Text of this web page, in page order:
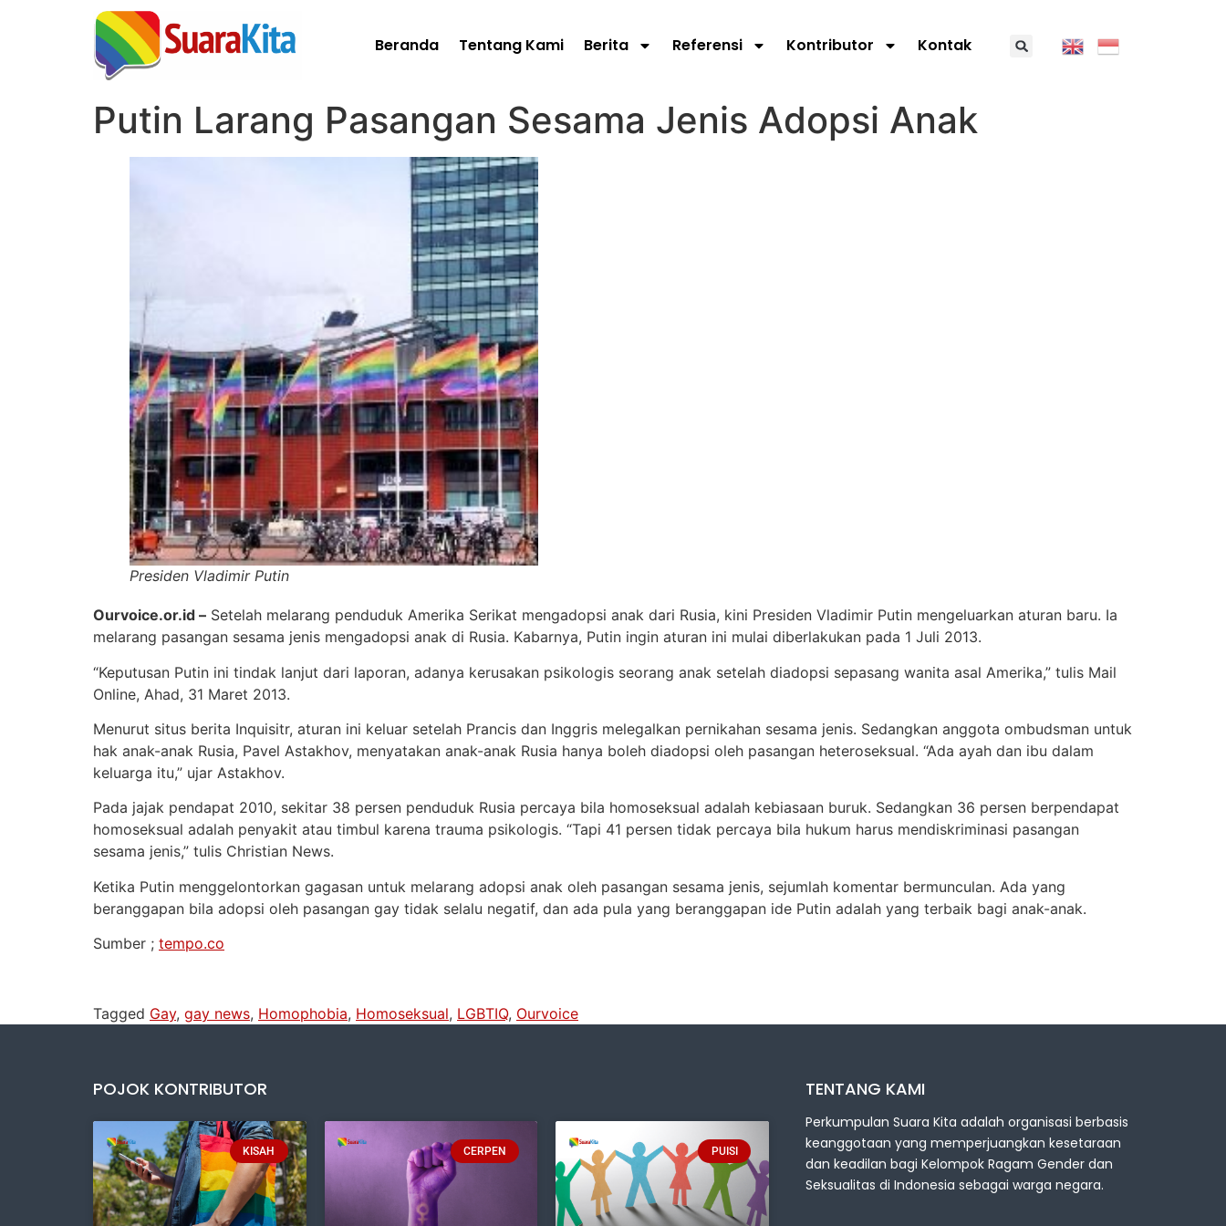
Beranda Tentang Kami Berita Referensi Kontributor Kontak
Putin Larang Pasangan Sesama Jenis Adopsi Anak
Presiden Vladimir Putin
Ourvoice.or.id – Setelah melarang penduduk Amerika Serikat mengadopsi anak dari Rusia, kini Presiden Vladimir Putin mengeluarkan aturan baru. Ia
melarang pasangan sesama jenis mengadopsi anak di Rusia. Kabarnya, Putin ingin aturan ini mulai diberlakukan pada 1 Juli 2013.
“Keputusan Putin ini tindak lanjut dari laporan, adanya kerusakan psikologis seorang anak setelah diadopsi sepasang wanita asal Amerika,” tulis Mail
Online, Ahad, 31 Maret 2013.
Menurut situs berita Inquisitr, aturan ini keluar setelah Prancis dan Inggris melegalkan pernikahan sesama jenis. Sedangkan anggota ombudsman untuk
hak anak-anak Rusia, Pavel Astakhov, menyatakan anak-anak Rusia hanya boleh diadopsi oleh pasangan heteroseksual. “Ada ayah dan ibu dalam
keluarga itu,” ujar Astakhov.
Pada jajak pendapat 2010, sekitar 38 persen penduduk Rusia percaya bila homoseksual adalah kebiasaan buruk. Sedangkan 36 persen berpendapat
homoseksual adalah penyakit atau timbul karena trauma psikologis. “Tapi 41 persen tidak percaya bila hukum harus mendiskriminasi pasangan
sesama jenis,” tulis Christian News.
Ketika Putin menggelontorkan gagasan untuk melarang adopsi anak oleh pasangan sesama jenis, sejumlah komentar bermunculan. Ada yang
beranggapan bila adopsi oleh pasangan gay tidak selalu negatif, dan ada pula yang beranggapan ide Putin adalah yang terbaik bagi anak-anak.
Sumber ; tempo.co
Tagged Gay, gay news, Homophobia, Homoseksual, LGBTIQ, Ourvoice
POJOK KONTRIBUTOR
KISAH CERPEN PUISI
TENTANG KAMI
Perkumpulan Suara Kita adalah organisasi berbasis
keanggotaan yang memperjuangkan kesetaraan
dan keadilan bagi Kelompok Ragam Gender dan
Seksualitas di Indonesia sebagai warga negara.